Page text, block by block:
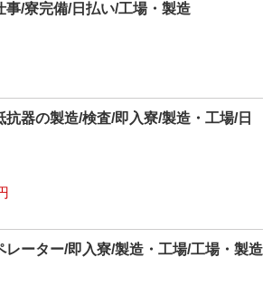
事/寮完備/日払い/工場・製造
抗器の製造/検査/即入寮/製造・工場/日
レーター/即入寮/製造・工場/工場・製造